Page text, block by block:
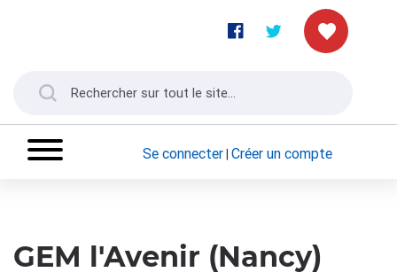
Se connecter| Créer un compte
GEM l'Avenir (Nancy)